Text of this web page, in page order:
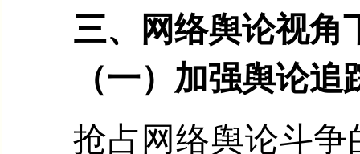
三、网络舆论视角
（一）加强舆论
抢占网络舆论斗